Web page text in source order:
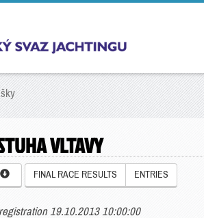
VLTAVY
FINAL RACE RESULTS ENTRIES
19.10.2013 10:00:00